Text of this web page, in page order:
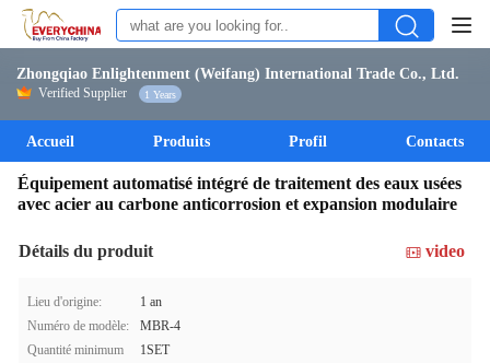
Zhongqiao Enlightenment (Weifang) International Trade Co., Ltd.
Verified Supplier 1 Years
Accueil Produits Profil Contacts
Équipement automatisé intégré de traitement des eaux usées
avec acier au carbone anticorrosion et expansion modulaire
Détails du produit video
Lieu d'origine:
1 an
Numéro de modèle:
MBR-4
Quantité minimum
1SET